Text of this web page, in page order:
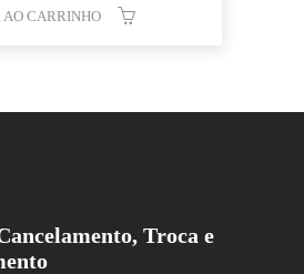
CARRINHO
Troca e